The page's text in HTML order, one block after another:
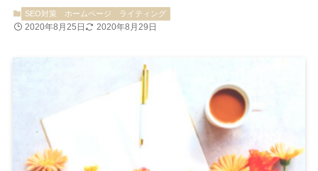
SEO対策 ホームページ ライティング
2020年8月25日 2020年8月29日